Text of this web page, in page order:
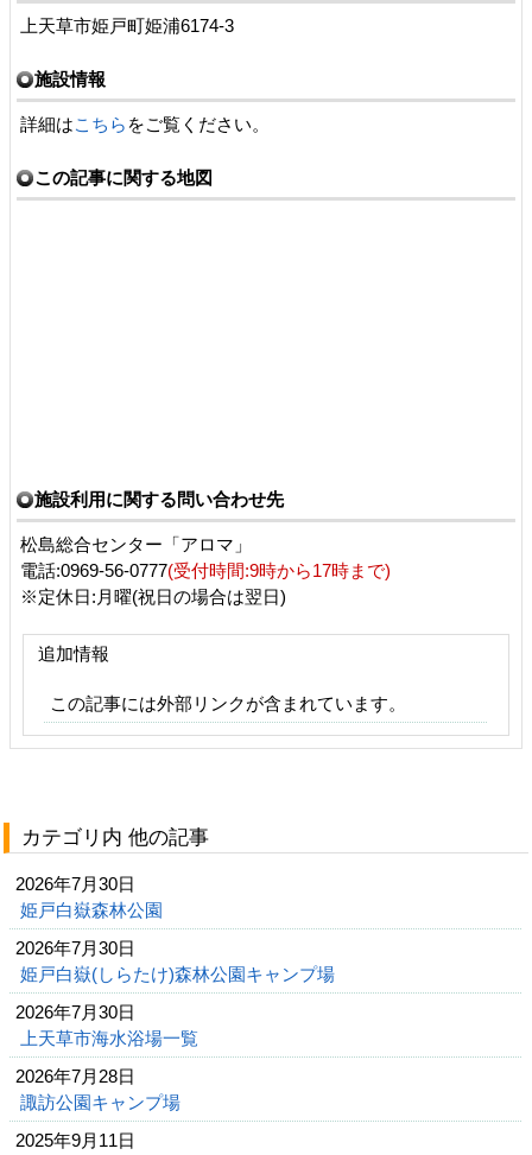
上天草市姫戸町姫浦6174-3
施設情報
詳細はこちら をご覧ください。
この記事に関する地図
施設利用に関する問い合わせ先
松島総合センター「アロマ」
電話:0969‐56‐0777(受付時間:9時から17時まで)
※定休日:月曜(祝日の場合は翌日)
追加情報
この記事には外部リンクが含まれています。
カテゴリ内 他の記事
2026年7月30日
姫戸白嶽森林公園
2026年7月30日
姫戸白嶽(しらたけ)森林公園キャンプ場
2026年7月30日
上天草市海水浴場一覧
2026年7月28日
諏訪公園キャンプ場
2025年9月11日